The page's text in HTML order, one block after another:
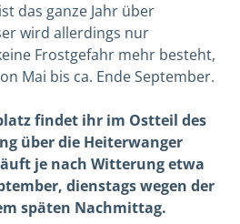
das ganze Jahr über
wird allerdings nur
Frostgefahr mehr besteht,
Mai bis ca. Ende September.
findet ihr im Ostteil des
über die Heiterwanger
je nach Witterung etwa
dienstags wegen der
späten Nachmittag.